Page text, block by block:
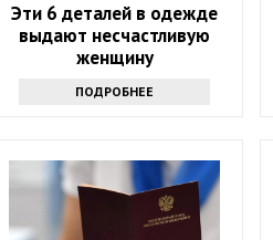
Эти 6 деталей в одежде
выдают несчастливую
женщину
ПОДРОБНЕЕ